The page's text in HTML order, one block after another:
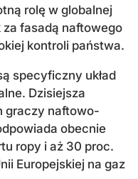
rolę w globalnej
za fasadą naftowego
kontroli państwa.
specyficzny układ
Dzisiejsza
graczy naftowo-
obecnie
ropy i aż 30 proc.
Europejskiej na gaz